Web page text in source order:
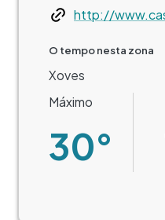
Webhttp://
O tempo nesta zona
Xoves
Máximo
30°